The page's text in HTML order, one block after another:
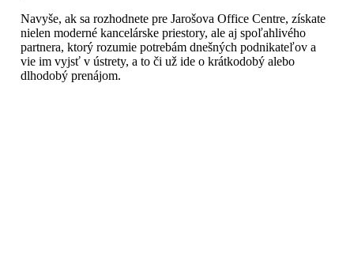
Navyše, ak sa rozhodnete pre Jarošova Office Centre, získate
nielen moderné kancelárske priestory, ale aj spoľahlivého
partnera, ktorý rozumie potrebám dnešných podnikateľov a
vie im vyjsť v ústrety, a to či už ide o krátkodobý alebo
dlhodobý prenájom.